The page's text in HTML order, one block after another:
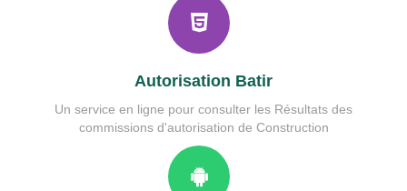
Autorisation Batir
Un service en ligne pour consulter les Résultats des
commissions d'autorisation de Construction